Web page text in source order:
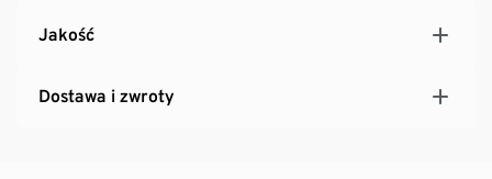
Jakość
Dostawa i zwroty